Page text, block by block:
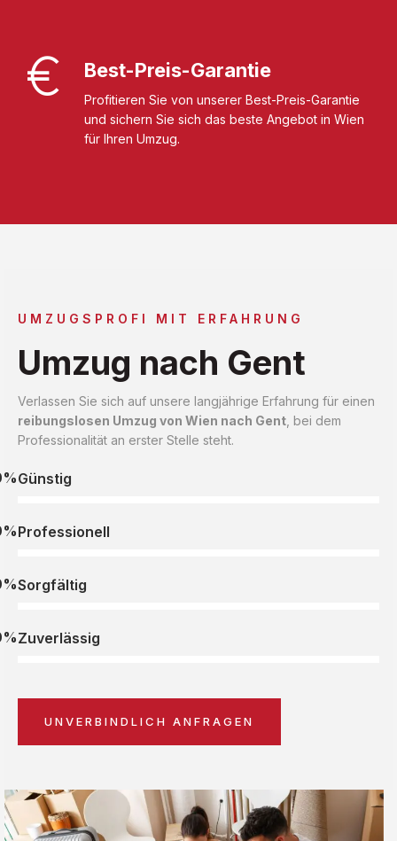
Best-Preis-Garantie
Profitieren Sie von unserer Best-Preis-Garantie
und sichern Sie sich das beste Angebot in Wien
für Ihren Umzug.
UMZUGSPROFI MIT ERFAHRUNG
Umzug nach Gent
Verlassen Sie sich auf unsere langjährige Erfahrung für einen
reibungslosen Umzug von Wien nach Gent , bei dem
Professionalität an erster Stelle steht.
Günstig
Professionell
Sorgfältig
Zuverlässig
UNVERBINDLICH ANFRAGEN